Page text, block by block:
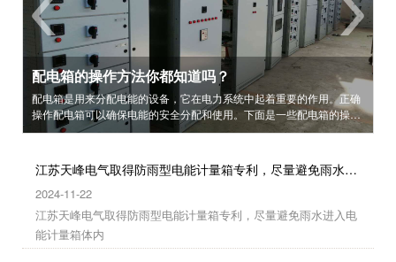
电力二次微机保护行业的发展趋势
随着电气行业的不断发展和进步，现在自动化控制部分已经普遍使用微
机保护装置来替代传统的继电器，从行业的发展趋势来看，微机保护装
置是未来市场的必然，微机保护装置必然会取代传统的继电保护，成为
善。
江苏天峰电气取得防雨型电能计量箱专利，尽量避免雨水进入电能计量箱体内
江苏天峰电气取得防雨型电能计量箱专利，尽量避免雨水进入电能计量
箱体内
江苏天峰电气取得防雨型电能计量箱专利，尽量避免雨水进入电能计量箱体内
江苏天峰电气取得防雨型电能计量箱专利，尽量避免雨水进入电能计量
箱体内
配电箱的操作方法你都知道吗？
配电箱是用来分配电能的设备，它在电力系统中起着重要的作用。正确
操作配电箱可以确保电能的安全分配和使用。下面是一些配电箱的操作
方法。
江苏天峰电气取得防雨型电能计量箱专利，尽量避免雨水进入电能计量箱体内
2024-11-22
江苏天峰电气取得防雨型电能计量箱专利，尽量避免雨水进入电
能计量箱体内